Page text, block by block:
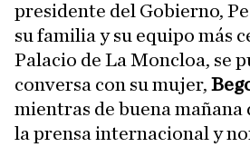
presidente del Gobierno,
su familia y su equipo más
Palacio de La Moncloa, se
conversa con su mujer,
mientras de buena mañana
la prensa internacional y